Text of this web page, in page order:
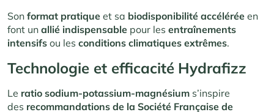
Son format pratique et sa biodisponibilité accélérée en
font un allié indispensable pour les entraînements
intensifs ou les conditions climatiques extrêmes.
Technologie et efficacité Hydrafizz
Le ratio sodium-potassium-magnésium s’inspire
des recommandations de la Société Française de